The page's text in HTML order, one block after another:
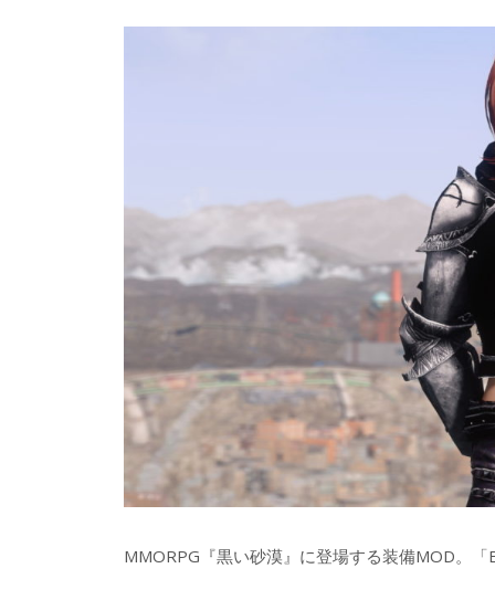
MMORPG『黒い砂漠』に登場する装備MOD。